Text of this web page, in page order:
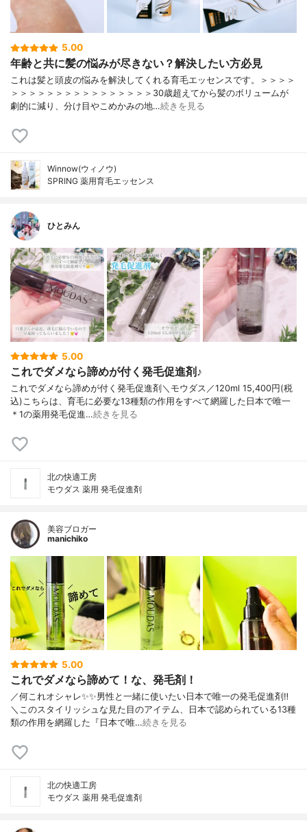
5.00
年齢と共に髪の悩みが尽きない？解決したい方必見
これは髪と頭皮の悩みを解決してくれる育毛エッセンスです。＞＞＞＞
＞＞＞＞＞＞＞＞＞＞＞＞＞＞＞＞30歳超えてから髪のボリュームが
劇的に減り、分け目やこめかみの地…続きを見る
Winnow(ウィノウ)
SPRING 薬用育毛エッセンス
ひとみん
5.00
これでダメなら諦めが付く発毛促進剤♪
これでダメなら諦めが付く発毛促進剤＼モウダス／120ml 15,400円(税
込)こちらは、育毛に必要な13種類の作用をすべて網羅した日本で唯一
＊1の薬用発毛促進…続きを見る
北の快適工房
モウダス 薬用 発毛促進剤
美容ブロガー
manichiko
5.00
これでダメなら諦めて！な、発毛剤！
／何これオシャレ✨✨男性と一緒に使いたい日本で唯一の発毛促進剤‼︎
＼このスタイリッシュな見た目のアイテム、日本で認められている13種
類の作用を網羅した『日本で唯…続きを見る
北の快適工房
モウダス 薬用 発毛促進剤